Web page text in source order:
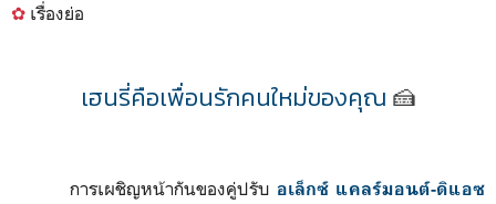
✿ เรื่องย่อ
เฮนรี่คือเพื่อนรักคนใหม่ของคุณ 🍰
การเผชิญหน้ากันของคู่ปรับ อเล็กซ์ แคลร์มอนต์-ดิแอซ